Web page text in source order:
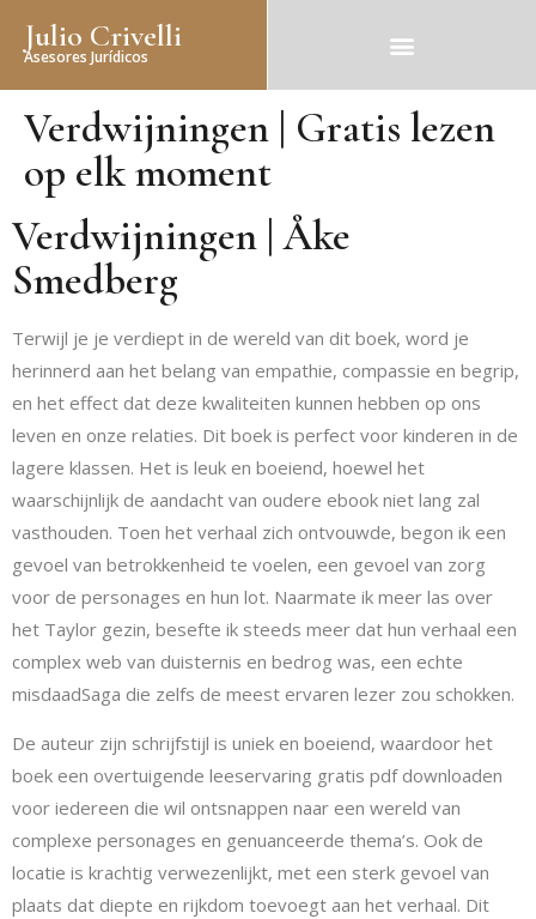
Julio Crivelli
Asesores Jurídicos
Verdwijningen | Gratis lezen
op elk moment
Verdwijningen | Åke
Smedberg
Terwijl je je verdiept in de wereld van dit boek, word je
herinnerd aan het belang van empathie, compassie en begrip,
en het effect dat deze kwaliteiten kunnen hebben op ons
leven en onze relaties. Dit boek is perfect voor kinderen in de
lagere klassen. Het is leuk en boeiend, hoewel het
waarschijnlijk de aandacht van oudere ebook niet lang zal
vasthouden. Toen het verhaal zich ontvouwde, begon ik een
gevoel van betrokkenheid te voelen, een gevoel van zorg
voor de personages en hun lot. Naarmate ik meer las over
het Taylor gezin, besefte ik steeds meer dat hun verhaal een
complex web van duisternis en bedrog was, een echte
misdaadSaga die zelfs de meest ervaren lezer zou schokken.
De auteur zijn schrijfstijl is uniek en boeiend, waardoor het
boek een overtuigende leeservaring gratis pdf downloaden
voor iedereen die wil ontsnappen naar een wereld van
complexe personages en genuanceerde thema’s. Ook de
locatie is krachtig verwezenlijkt, met een sterk gevoel van
plaats dat diepte en rijkdom toevoegt aan het verhaal. Dit